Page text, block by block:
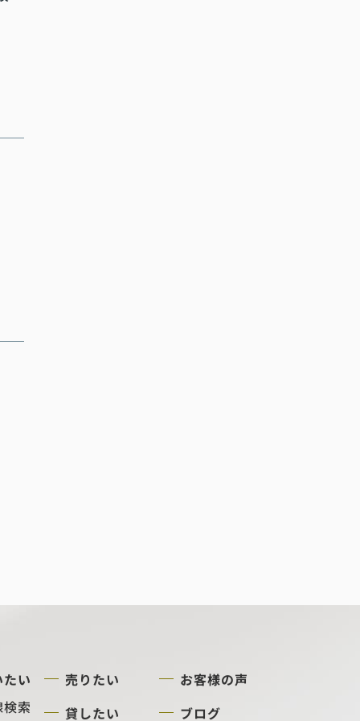
い
索
売りたい
貸したい
お客様の声
ブログ